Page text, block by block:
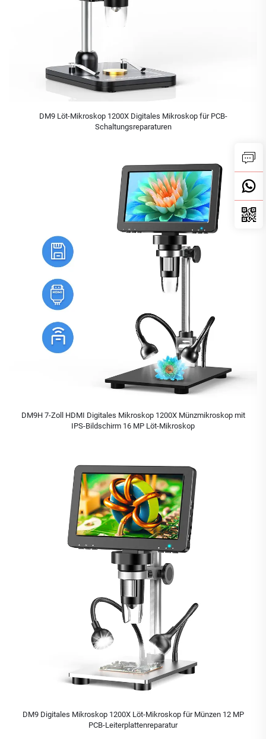
DM9 Löt-Mikroskop 1200X Digitales Mikroskop für PCB-
Schaltungsreparaturen
DM9H 7-Zoll HDMI Digitales Mikroskop 1200X Münzmikroskop mit
IPS-Bildschirm 16 MP Löt-Mikroskop
DM9 Digitales Mikroskop 1200X Löt-Mikroskop für Münzen 12 MP
PCB-Leiterplattenreparatur